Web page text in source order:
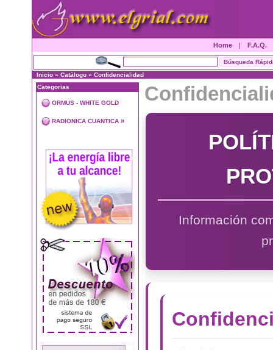
Home | F.A.Q.
Inicio » Catálogo » Confidencialidad
Categorias
ORMUS - WHITE GOLD
RADIONICA CUANTICA »
Información